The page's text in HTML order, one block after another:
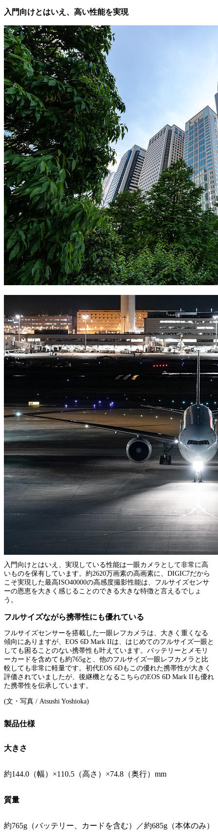
入門向けとはいえ、高い性能を実現
入門向けとはいえ、実現している性能は一眼カメラとして非常に高
いものを保有しています。約2620万画素の高画素に、DIGIC7だから
こそ実現した最高ISO40000の高感度撮影性能は、フルサイズセンサ
ーの恩恵を大きく感じることのできる大きな特徴と言えるでしょ
う。
フルサイズながら携帯性にも優れている
フルサイズセンサーを搭載した一眼レフカメラは、大きく重くなる
傾向にありますが、EOS 6D Mark IIは、はじめてのフルサイズ一眼と
しても困ることのない携帯性も叶えています。バッテリーとメモリ
ーカードを含めても約765gと、他のフルサイズ一眼レフカメラと比
較しても非常に軽量です。初代EOS 6Dもこの優れた携帯性が大きく
評価されていましたが、後継機となるこちらのEOS 6D Mark IIも優れ
た携帯性を伝承しています。
(文・写真 / Atsushi Yoshioka)
製品仕様
大きさ
約144.0（幅）×110.5（高さ）×74.8（奥行）mm
質量
約765g（バッテリー、カードを含む）／約685g（本体のみ）